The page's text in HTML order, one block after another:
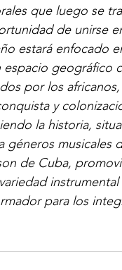
que luego se
de unirse
estará enfocado
geográfico
por los
y
la historia,
géneros musicales
de Cuba,
para los